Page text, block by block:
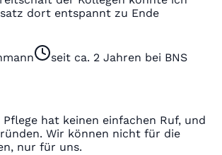
dort entspannt zu Ende
seit ca. 2 Jahren bei BNS
hat keinen einfachen Ruf, und
Wir können nicht für die
nur für uns.